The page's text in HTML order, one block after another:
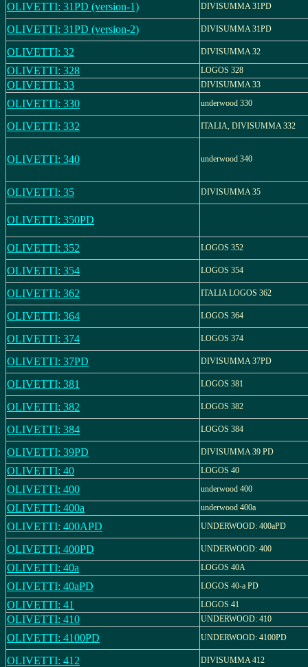
OLIVETTI: 31PD (version-1) DIVISUMMA 31PD
OLIVETTI: 31PD (version-2) DIVISUMMA 31PD
OLIVETTI: 32 DIVISUMMA 32
OLIVETTI: 328 LOGOS 328
OLIVETTI: 33 DIVISUMMA 33
OLIVETTI: 330 underwood 330
OLIVETTI: 332 ITALIA, DIVISUMMA 332
OLIVETTI: 340 underwood 340
OLIVETTI: 35 DIVISUMMA 35
OLIVETTI: 350PD
OLIVETTI: 352 LOGOS 352
OLIVETTI: 354 LOGOS 354
OLIVETTI: 362 ITALIA LOGOS 362
OLIVETTI: 364 LOGOS 364
OLIVETTI: 374 LOGOS 374
OLIVETTI: 37PD DIVISUMMA 37PD
OLIVETTI: 381 LOGOS 381
OLIVETTI: 382 LOGOS 382
OLIVETTI: 384 LOGOS 384
OLIVETTI: 39PD DIVISUMMA 39 PD
OLIVETTI: 40 LOGOS 40
OLIVETTI: 400 underwood 400
OLIVETTI: 400a underwood 400a
OLIVETTI: 400APD UNDERWOOD: 400aPD
OLIVETTI: 400PD UNDERWOOD: 400
OLIVETTI: 40a LOGOS 40A
OLIVETTI: 40aPD LOGOS 40-a PD
OLIVETTI: 41 LOGOS 41
OLIVETTI: 410 UNDERWOOD: 410
OLIVETTI: 4100PD UNDERWOOD: 4100PD
OLIVETTI: 412 DIVISUMMA 412